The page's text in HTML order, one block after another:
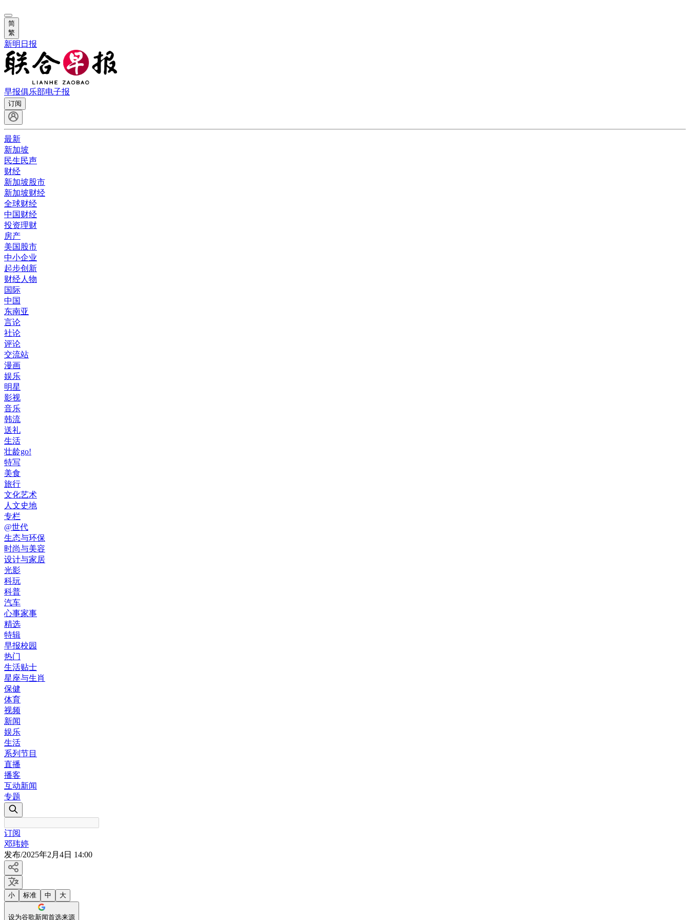
简
繁
新明日报
早报俱乐部电子报
订阅
最新
新加坡
民生民声
财经
新加坡股市
新加坡财经
全球财经
中国财经
投资理财
房产
美国股市
中小企业
起步创新
财经人物
国际
中国
东南亚
言论
社论
评论
交流站
漫画
娱乐
明星
影视
音乐
韩流
送礼
生活
壮龄go!
特写
美食
旅行
文化艺术
人文史地
专栏
@世代
生态与环保
时尚与美容
设计与家居
光影
科玩
科普
汽车
心事家事
精选
特辑
早报校园
热门
生活贴士
星座与生肖
保健
体育
视频
新闻
娱乐
生活
系列节目
直播
播客
互动新闻
专题
订阅
邓玮婷
发布/2025年2月4日 14:00
小 标准 中 大
设为谷歌新闻首选来源